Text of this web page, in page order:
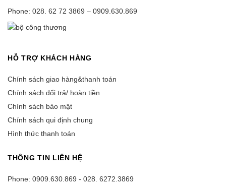
Phone: 028. 62 72 3869 – 0909.630.869
HỖ TRỢ KHÁCH HÀNG
Chính sách giao hàng&thanh toán
Chính sách đổi trả/ hoàn tiền
Chính sách bảo mật
Chính sách qui định chung
Hình thức thanh toán
THÔNG TIN LIÊN HỆ
Phone: 0909.630.869 - 028. 6272.3869